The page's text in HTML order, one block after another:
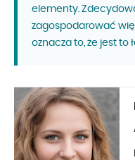
elementy.
zagospodarować
oznacza to, że jest to